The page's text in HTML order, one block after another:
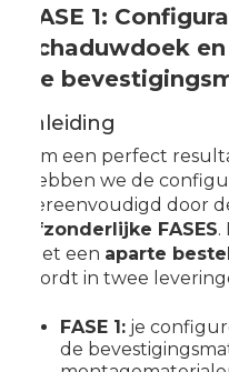
FASE 1:
schaduwdoek
de
Inleiding
Om een perfect
hebben we de
vereenvoudigd door
afzonderlijke FASES.
met een aparte
wordt in twee
FASE 1:je
de